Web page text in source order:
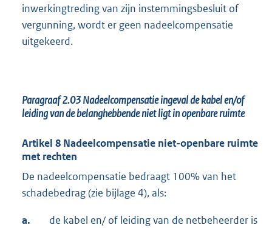
inwerkingtreding van zijn instemmingsbesluit of
vergunning, wordt er geen nadeelcompensatie
uitgekeerd.
Paragraaf 2.03Nadeelcompensatie ingeval de kabel en/of
leiding van de belanghebbende niet ligt in openbare ruimte
Artikel 8 Nadeelcompensatie niet-openbare ruimte
met rechten
De nadeelcompensatie bedraagt 100% van het
schadebedrag (zie bijlage 4), als:
a.
de kabel en/ of leiding van de netbeheerder is